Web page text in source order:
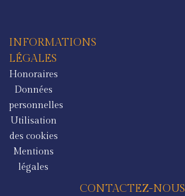
INFORMATIONS
LÉGALES
Honoraires
Données
personnelles
Utilisation
des cookies
Mentions
légales
CONTACTEZ-NOUS